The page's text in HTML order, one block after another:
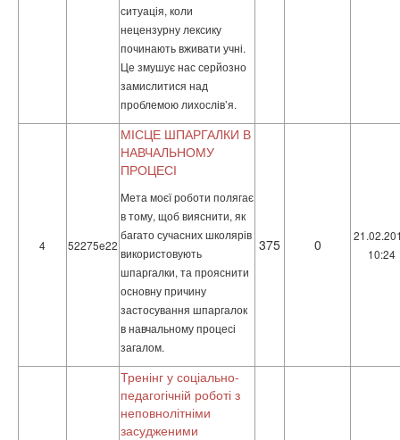
ситуація, коли
нецензурну лексику
починають вживати учні.
Це змушує нас серйозно
замислитися над
проблемою лихослів’я.
4 52275e22
МІСЦЕ ШПАРГАЛКИ В
НАВЧАЛЬНОМУ
ПРОЦЕСІ
Мета моєї роботи полягає
в тому, щоб вияснити, як
багато сучасних школярів
використовують
шпаргалки, та прояснити
основну причину
застосування шпаргалок
в навчальному процесі
загалом.
375 0
10:24
Тренінг у соціально-
педагогічній роботі з
неповнолітніми
засудженими